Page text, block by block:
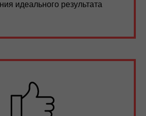
идеального результата